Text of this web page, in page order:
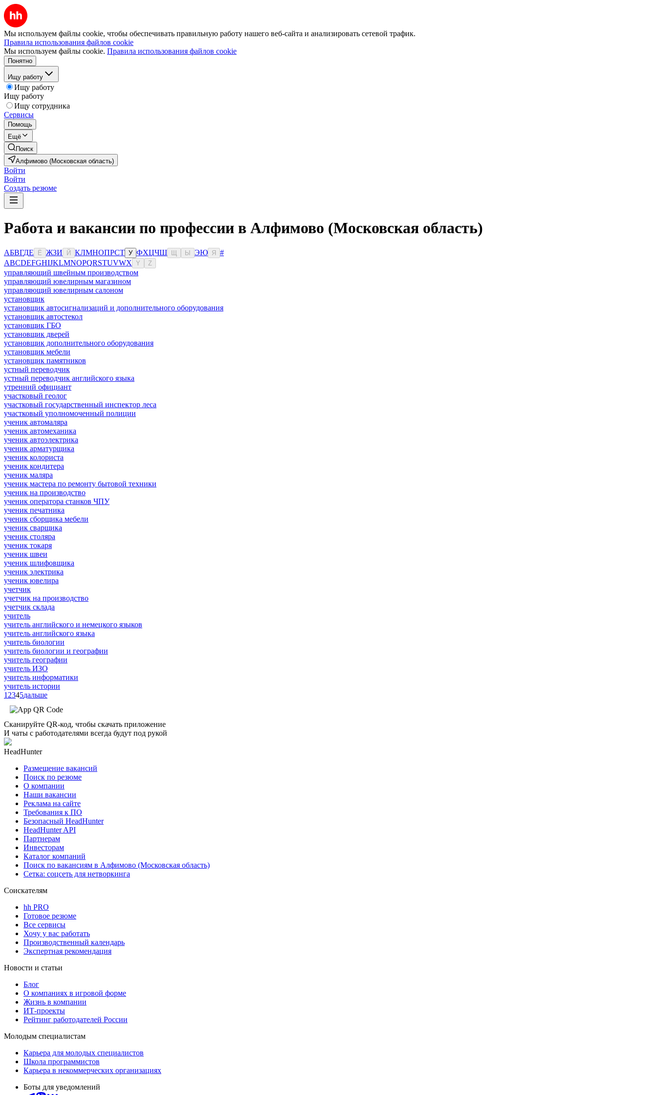
Мы используем файлы cookie, чтобы обеспечивать правильную работу нашего веб-сайта и анализировать сетевой трафик.
Правила использования файлов cookie
Мы используем файлы cookie. Правила использования файлов cookie
Понятно
Ищу работу
Ищу работу
Ищу работу
Ищу сотрудника
Сервисы
Помощь
Ещё
Поиск
Алфимово (Московская область)
Войти
Войти
Создать резюме
Работа и вакансии по профессии в Алфимово (Московская область)
АБВГДЕ Ё ЖЗИ Й КЛМНОПРСТ У ФХЦЧШ Ы ЭЮ Я
#
ABCDEFGHIJKLMNOPQRSTUVWX Y Z
управляющий швейным производством
управляющий ювелирным магазином
управляющий ювелирным салоном
установщик
установщик автосигнализаций и дополнительного оборудования
установщик автостекол
установщик ГБО
установщик дверей
установщик дополнительного оборудования
установщик мебели
установщик памятников
устный переводчик
устный переводчик английского языка
утренний официант
участковый геолог
участковый государственный инспектор леса
участковый уполномоченный полиции
ученик автомаляра
ученик автомеханика
ученик автоэлектрика
ученик арматурщика
ученик колориста
ученик кондитера
ученик маляра
ученик мастера по ремонту бытовой техники
ученик на производство
ученик оператора станков ЧПУ
ученик печатника
ученик сборщика мебели
ученик сварщика
ученик столяра
ученик токаря
ученик швеи
ученик шлифовщика
ученик электрика
ученик ювелира
учетчик
учетчик на производство
учетчик склада
учитель
учитель английского и немецкого языков
учитель английского языка
учитель биологии
учитель биологии и географии
учитель географии
учитель ИЗО
учитель информатики
учитель истории
1 2345дальше
Сканируйте QR-код, чтобы скачать приложение
И чаты с работодателями всегда будут под рукой
HeadHunter
Размещение вакансий
Поиск по резюме
О компании
Наши вакансии
Реклама на сайте
Требования к ПО
Безопасный HeadHunter
HeadHunter API
Партнерам
Инвесторам
Каталог компаний
Поиск по вакансиям в Алфимово (Московская область)
Сетка: соцсеть для нетворкинга
Соискателям
hh PRO
Готовое резюме
Все сервисы
Хочу у вас работать
Производственный календарь
Экспертная рекомендация
Новости и статьи
Блог
О компаниях в игровой форме
Жизнь в компании
ИТ-проекты
Рейтинг работодателей России
Молодым специалистам
Карьера для молодых специалистов
Школа программистов
Карьера в некоммерческих организациях
Боты для уведомлений